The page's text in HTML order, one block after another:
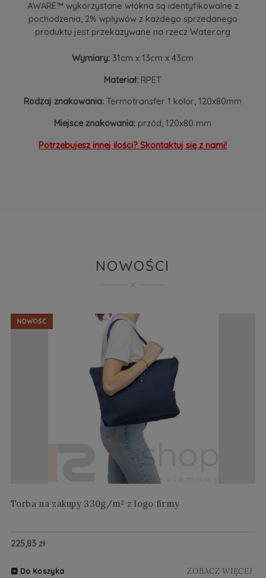
AWARE™ wykorzystane włókna są identyfikowalne z
pochodzenia, 2% wpływów z każdego sprzedanego
produktu jest przekazywane na rzecz Water.org
Wymiary: 31cm x 13cm x 43cm
Materiał: RPET
Rodzaj znakowania:Termotransfer 1 kolor, 120x80mm
Miejsce znakowania: przód, 120x80 mm
Potrzebujesz innej ilości? Skontaktuj się z nami!
NOWOŚCI
Torba na zakupy 330g/m² z logo firmy
225,83 zł
Do Koszyka ZOBACZ WIĘCEJ
NOWOŚĆ